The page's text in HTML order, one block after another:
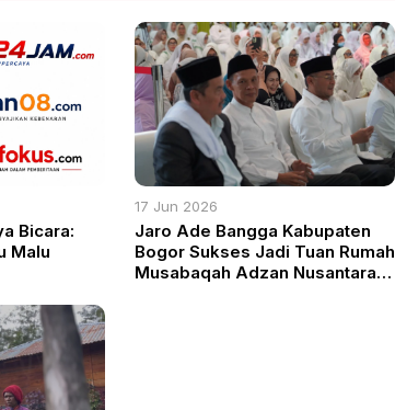
Bicara:
Malu
17 Jun 2026
Jaro Ade Bangga Kabupaten
Bogor Sukses Jadi Tuan Rumah
Musabaqah Adzan Nusantara